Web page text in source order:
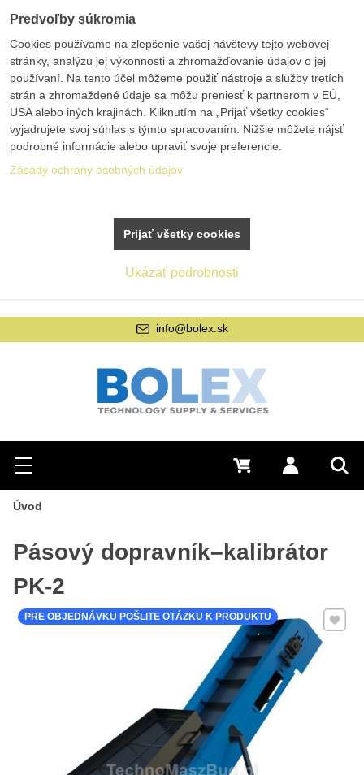
Hľadať
Menu Prihlásiť sa
0 €
info@bolex.sk
Úvod
Pásový dopravník–kalibrátor
PK-2
Pridať
PRE OBJEDNÁVKU POŠLITE OTÁZKU K PRODUKTU
Predvoľby súkromia
Cookies používame na zlepšenie vašej návštevy tejto webovej
stránky, analýzu jej výkonnosti a zhromažďovanie údajov o jej
používaní. Na tento účel môžeme použiť nástroje a služby tretích
strán a zhromaždené údaje sa môžu preniesť k partnerom v EÚ,
USA alebo iných krajinách. Kliknutím na „Prijať všetky cookies“
vyjadrujete svoj súhlas s týmto spracovaním. Nižšie môžete nájsť
podrobné informácie alebo upraviť svoje preferencie.
Zásady ochrany osobných údajov
Ukázať podrobnosti
Prijať všetky cookies